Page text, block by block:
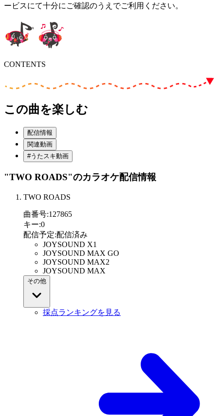
ービスにて十分にご確認のうえでご利用ください。
CONTENTS
この曲を楽しむ
配信情報
関連動画
#うたスキ動画
"TWO ROADS"のカラオケ配信情報
TWO ROADS
曲番号:127865
キー:0
配信予定:配信済み
JOYSOUND X1
JOYSOUND MAX GO
JOYSOUND MAX2
JOYSOUND MAX
その他
採点ランキングを見る